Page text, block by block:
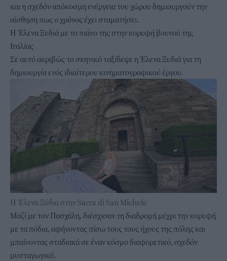
και η σχεδόν απόκοσμη ενέργεια του χώρου δημιουργούν την
αίσθηση πως ο χρόνος έχει σταματήσει.
Η Έλενα Ξυδιά με το πιάνο της στην κορυφή βουνού της
Ιταλίας
Σε αυτό ακριβώς το σκηνικό ταξίδεψε η Έλενα Ξυδιά για τη
δημιουργία ενός ιδιαίτερου κινηματογραφικού έργου.
Η Έλενα Ξύδια στην Sacra di San Michele
Μαζί με τον Πασχάλη, διέσχισαν τη διαδρομή μέχρι την κορυφή
με τα πόδια, αφήνοντας πίσω τους τους ήχους της πόλης και
μπαίνοντας σταδιακά σε έναν κόσμο διαφορετικό, σχεδόν
μυσταγωγικό.